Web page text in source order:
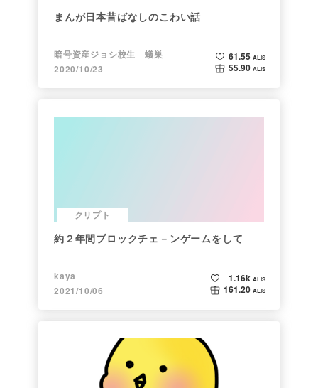
まんが日本昔ばなしのこわい話
暗号資産ジョシ校生 蟻巣
2020/10/23
61.55 ALIS
55.90 ALIS
クリプト
約２年間ブロックチェ－ンゲームをして
kaya
2021/10/06
1.16k ALIS
161.20 ALIS